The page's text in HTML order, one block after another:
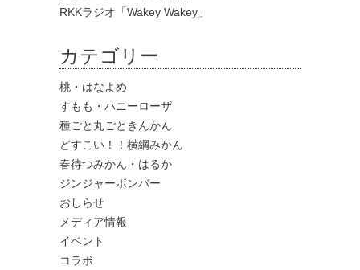
RKKラジオ「Wakey Wakey」
カテゴリー
桃・はなよめ
すもも・ハニーローザ
種ごと丸ごときんかん
どすこい！！横綱みかん
春待つみかん・はるか
ジンジャーボンバー
おしらせ
メディア情報
イベント
コラボ